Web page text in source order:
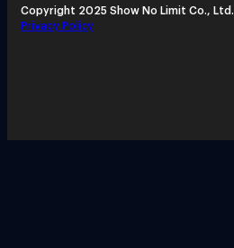
Copyright 2025 Show No Limit Co., Ltd.
Privacy Policy